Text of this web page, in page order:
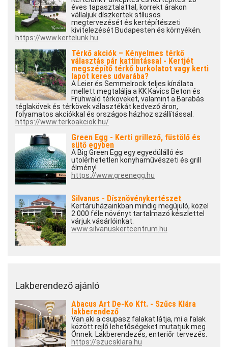
éves tapasztalattal, korrekt árakon
vállaljuk díszkertek stílusos
megtervezését és kertépítészeti
kivitelezését Budapesten és környékén.
https://www.kertelunk.hu
Térkő akciók – Kényelmes térkő
választás pár kattintással - Kertjét
megszépítő térkő burkolatot vagy kerti
lapot keres udvarába?
A Leier és Semmelrock teljes kínálata
mellett megtalálja a KK Kavics Beton és
Frühwald térköveket, valamint a Barabás
téglakövek és térkövek választékát kedvező áron,
folyamatos akciókkal és országos házhoz szállítással.
https://www.terkoakciok.hu/
Green Egg - Kerti grillező, füstölő és
sütő egyben
A Big Green Egg egy egyedülálló és
utolérhetetlen konyhaművészeti és grill
élmény!
https://www.greenegg.hu
Silvanus - Dísznövénykertészet
Kertáruházainkban mindig megújuló, közel
2 000 féle növényt tartalmazó készlettel
várjuk vásárlóinkat.
www.silvanuskertcentrum.hu
Lakberendező ajánló
Abacus Art De-Ko Kft. - Szűcs Klára
lakberendező
Van aki a csupasz falakat látja, mi a falak
között rejlő lehetőségeket mutatjuk meg
Önnek. Lakberendezés, enteriőr tervezés.
https://szucsklara.hu